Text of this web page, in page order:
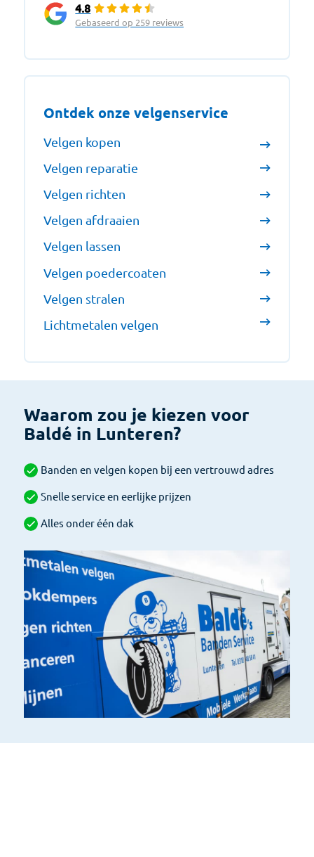
4.8
Gebaseerd op 259 reviews
Ontdek onze velgenservice
Velgen kopen
Velgen reparatie
Velgen richten
Velgen afdraaien
Velgen lassen
Velgen poedercoaten
Velgen stralen
Lichtmetalen velgen
Waarom zou je kiezen voor
Baldé in Lunteren?
Banden en velgen kopen bij een vertrouwd adres
Snelle service en eerlijke prijzen
Alles onder één dak